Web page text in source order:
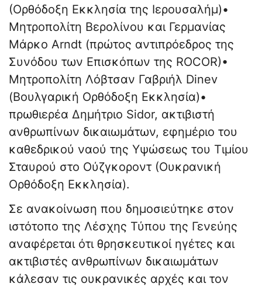
(Ορθόδοξη Εκκλησία της Ιερουσαλήμ)•
Μητροπολίτη Βερολίνου και Γερμανίας
Μάρκο Arndt (πρώτος αντιπρόεδρος της
Συνόδου των Επισκόπων της ROCOR)•
Μητροπολίτη Λόβτσαν Γαβριήλ Dinev
(Βουλγαρική Ορθόδοξη Εκκλησία)•
πρωθιερέα Δημήτριο Sidor, ακτιβιστή
ανθρωπίνων δικαιωμάτων, εφημέριο του
καθεδρικού ναού της Υψώσεως του Τιμίου
Σταυρού στο Ούζγκοροντ (Ουκρανική
Ορθόδοξη Εκκλησία).
Σε ανακοίνωση που δημοσιεύτηκε στον
ιστότοπο της Λέσχης Τύπου της Γενεύης
αναφέρεται ότι θρησκευτικοί ηγέτες και
ακτιβιστές ανθρωπίνων δικαιωμάτων
κάλεσαν τις ουκρανικές αρχές και τον